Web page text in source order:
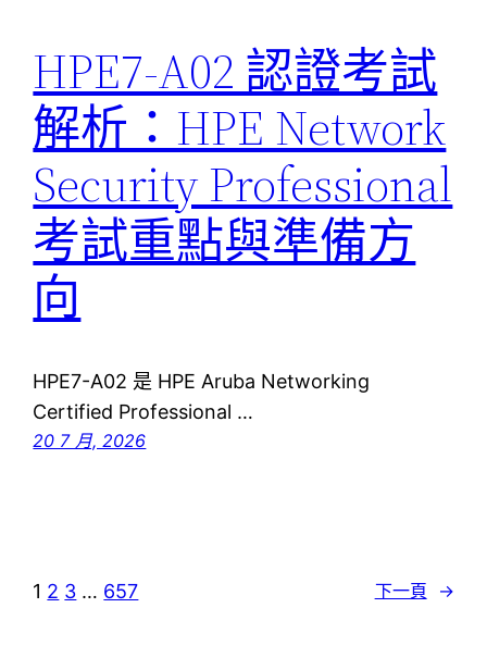
HPE7-A02 認證考試
解析：HPE Network
Security Professional
考試重點與準備方
向
HPE7-A02 是 HPE Aruba Networking
Certified Professional …
20 7 月, 2026
1 2 3 … 657 下一頁 →